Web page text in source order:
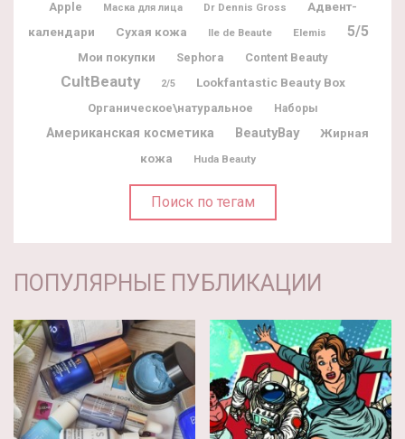
Apple
Маска для лица Dr Dennis Gross
Адвент-
календари
Сухая кожа Ile de Beaute Elemis 5/5
Мои покупки Sephora Content Beauty
CultBeauty 2/5 Lookfantastic Beauty Box
Органическое\натуральное Наборы
Американская косметика BeautyBay
Жирная
кожа
Huda Beauty
Поиск по тегам
ПОПУЛЯРНЫЕ ПУБЛИКАЦИИ